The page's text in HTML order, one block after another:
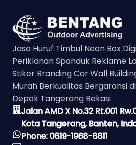
Jasa Huruf Timbul Neon Box
Periklanan Spanduk Reklame
Stiker Branding Car Wall
Murah Berkualitas Bergaransi
Depok Tangerang Bekasi
Jalan AMD X No.32 Rt.001
Kota Tangerang, Banten,
Phone: 0819-1968-8811